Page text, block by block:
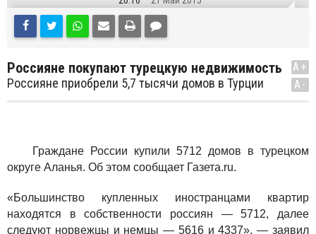
Россияне покупают турецкую недвижимость
Россияне приобрели 5,7 тысячи домов в Турции
A+
A-
Граждане России купили 5712 домов в турецком
округе Аланья. Об этом сообщает Газета.ru.
«Большинство купленных иностранцами квартир
находятся в собственности россиян — 5712, далее
следуют норвежцы и немцы — 5616 и 4337», — заявил